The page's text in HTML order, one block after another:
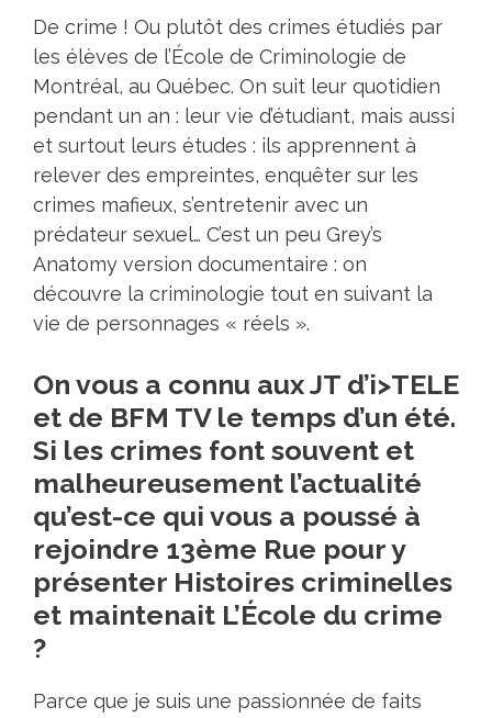
De crime ! Ou plutôt des crimes étudiés par
les élèves de l’École de Criminologie de
Montréal, au Québec. On suit leur quotidien
pendant un an : leur vie d’étudiant, mais aussi
et surtout leurs études : ils apprennent à
relever des empreintes, enquêter sur les
crimes mafieux, s’entretenir avec un
prédateur sexuel… C’est un peu Grey’s
Anatomy version documentaire : on
découvre la criminologie tout en suivant la
vie de personnages « réels ».
On vous a connu aux JT d’i>TELE
et de BFM TV le temps d’un été.
Si les crimes font souvent et
malheureusement l’actualité
qu’est-ce qui vous a poussé à
rejoindre 13ème Rue pour y
présenter Histoires criminelles
et maintenait L’École du crime
?
Parce que je suis une passionnée de faits